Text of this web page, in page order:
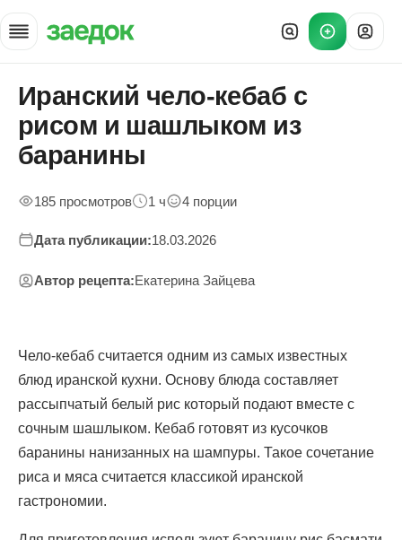
Главная
»
Рецепты
»
Иранский чело-кебаб с рисом
Иранский чело-кебаб с
рисом и шашлыком из
баранины
185 просмотров 1 ч 4 порции
Дата публикации:18.03.2026
Автор рецепта:Екатерина Зайцева
Чело-кебаб считается одним из самых известных
блюд иранской кухни. Основу блюда составляет
рассыпчатый белый рис который подают вместе с
сочным шашлыком. Кебаб готовят из кусочков
баранины нанизанных на шампуры. Такое сочетание
риса и мяса считается классикой иранской
гастрономии.